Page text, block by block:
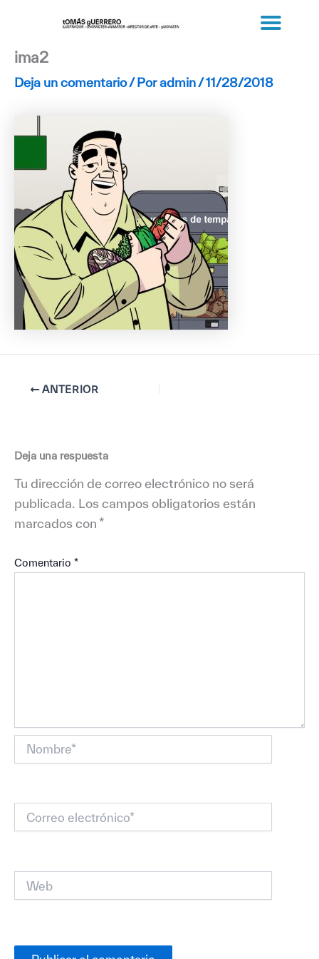
contenido
ima2
Deja un comentario/ Poradmin/11/28/2018
ANTERIOR
Deja una respuesta
Tu dirección de correo electrónico no será
publicada. Los campos obligatorios están
marcados con*
Comentario *
electrónico*